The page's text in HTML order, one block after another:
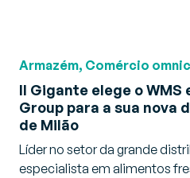
Armazém, Comércio
Il Gigante elege o WMS
Group para a sua nova
de Milão
Líder no setor da grande
especialista em alimentos